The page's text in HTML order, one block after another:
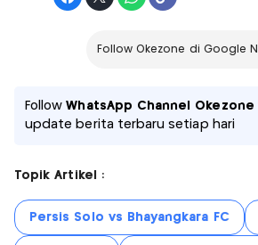
Follow Okezone di Google
FollowWhatsApp Channel Okezone
update berita terbaru setiap hari
Topik Artikel :
Persis Solo vs Bhayangkara FC